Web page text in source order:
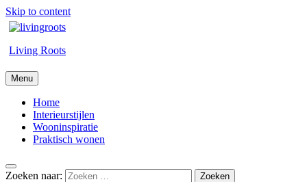
Skip to content
Living Roots
Menu
Home
Interieurstijlen
Wooninspiratie
Praktisch wonen
Zoeken naar: